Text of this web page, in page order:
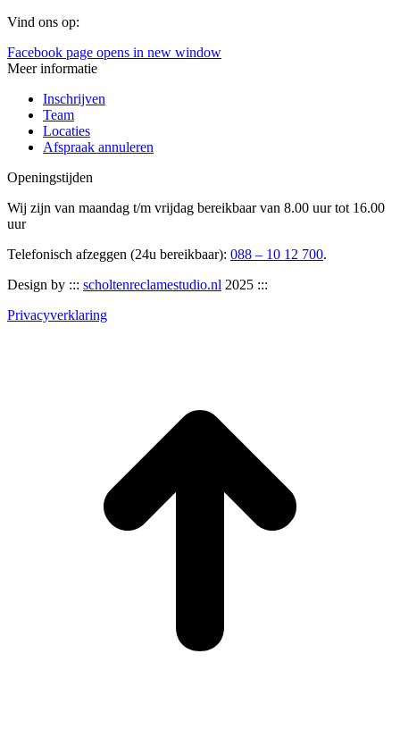
Vind ons op:
Facebook page opens in new window
Meer informatie
Inschrijven
Team
Locaties
Afspraak annuleren
Openingstijden
Wij zijn van maandag t/m vrijdag bereikbaar van 8.00 uur tot 16.00
uur
Telefonisch afzeggen (24u bereikbaar): 088 – 10 12 700.
Design by ::: scholtenreclamestudio.nl 2025 :::
Privacyverklaring